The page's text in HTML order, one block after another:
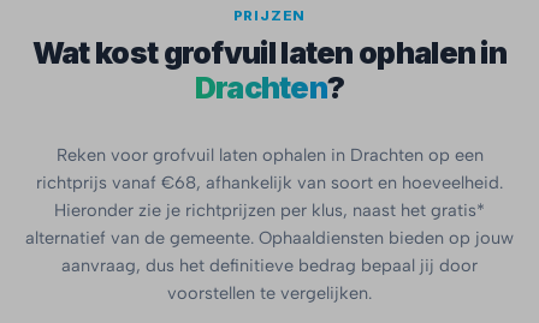
PRIJZEN
Wat kost grofvuil laten ophalen in
Drachten?
Reken voor grofvuil laten ophalen in Drachten op een
richtprijs vanaf €68, afhankelijk van soort en hoeveelheid.
Hieronder zie je richtprijzen per klus, naast het gratis*
alternatief van de gemeente. Ophaaldiensten bieden op jouw
aanvraag, dus het definitieve bedrag bepaal jij door
voorstellen te vergelijken.